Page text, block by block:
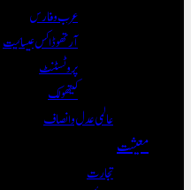
عرب و فارس
آرتھوڈاکس عیسائیت
پروٹسٹنٹ
کیتھولک
عالمی عدل و انصاف
معیشت
تجارت